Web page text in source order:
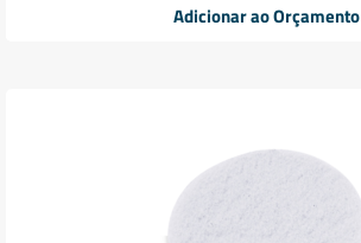
Adicionar ao Orçamento